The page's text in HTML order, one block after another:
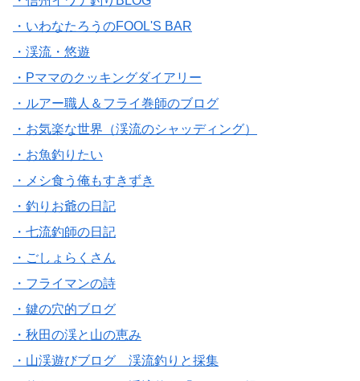
・いわなたろうのFOOL'S BAR
・渓流・悠遊
・Pママのクッキングダイアリー
・ルアー職人＆フライ巻師のブログ
・お気楽な世界（渓流のシャッディング）
・お魚釣りたい
・メシ食う俺もすきずき
・釣りお爺の日記
・七流釣師の日記
・ごしょらくさん
・フライマンの詩
・鍵の穴的ブログ
・秋田の渓と山の恵み
・山渓遊びブログ 渓流釣りと採集